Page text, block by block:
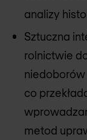
analizy
Sztuczna
rolnictwie
niedoborów
co
metod